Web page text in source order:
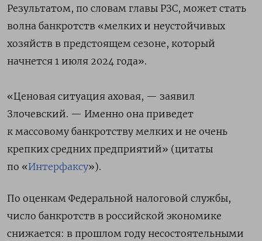
Результатом, по словам главы РЗС, может стать
волна банкротств «мелких и неустойчивых
хозяйств в предстоящем сезоне, который
начнется 1 июля 2024 года».
«Ценовая ситуация аховая, — заявил
Злочевский. — Именно она приведет
к массовому банкротству мелких и не очень
крепких средних предприятий» (цитаты
по «Интерфаксу»).
По оценкам Федеральной налоговой службы,
число банкротств в российской экономике
снижается: в прошлом году несостоятельными